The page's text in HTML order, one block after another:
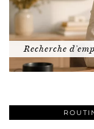
Recherche